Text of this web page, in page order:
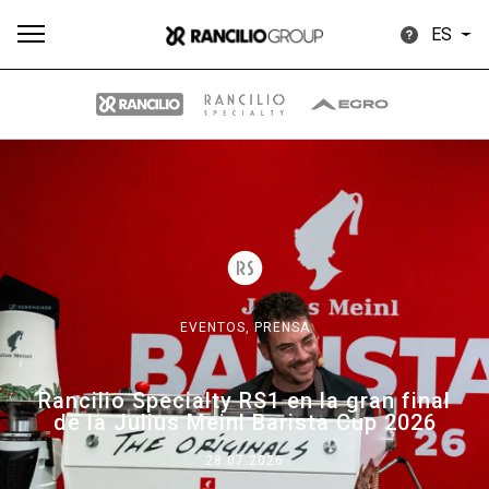
ES
EVENTOS,PRENSA
Rancilio Specialty RS1 en la gran final
de la Julius Meinl Barista Cup 2026
28.07.2026
Descargar
Our brands
Group